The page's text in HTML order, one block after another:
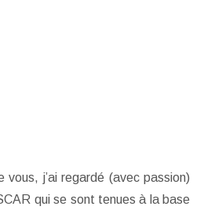
vous, j’ai regardé (avec passion)
qui se sont tenues à la base